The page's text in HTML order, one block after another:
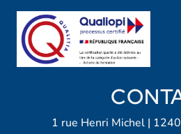
1 rue Henri Michel |